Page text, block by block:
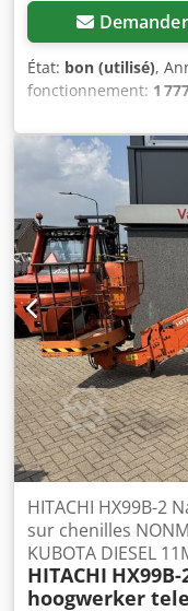
Demander
État: bon (utilisé),
fonctionnement: 1
,
Scemoha Pratique
kg Hauteur de
chargement: 400 x
Condition État
informations
horizontale: 1400 m
complémentaires
plus d'informations
Diesel et 230 volts *
Hauteur de travail
mètres * Chenilles
Stabilisateurs
4365 kg
HITACHI HX99B-2
sur chenilles
KUBOTA DIESEL
HITACHI
hoogwerker